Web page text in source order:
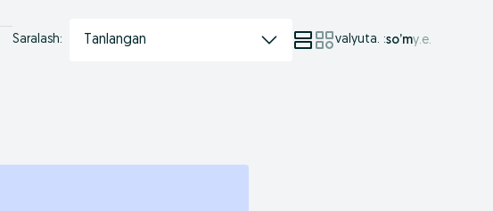
Saralash: Tanlangan valyuta. :so’mу.е.